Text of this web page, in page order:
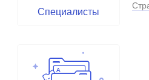
Специалисты